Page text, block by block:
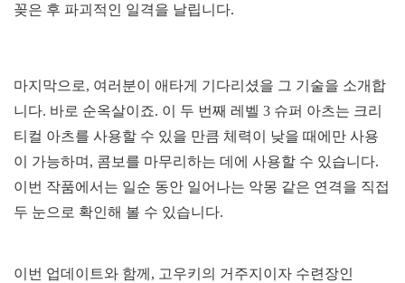
꽂은 후 파괴적인 일격을 날립니다.
마지막으로, 여러분이 애타게 기다리셨을 그 기술을 소개합
니다. 바로 순옥살이죠. 이 두 번째 레벨 3 슈퍼 아츠는 크리
티컬 아츠를 사용할 수 있을 만큼 체력이 낮을 때에만 사용
이 가능하며, 콤보를 마무리하는 데에 사용할 수 있습니다.
이번 작품에서는 일순 동안 일어나는 악몽 같은 연격을 직접
두 눈으로 확인해 볼 수 있습니다.
이번 업데이트와 함께, 고우키의 거주지이자 수련장인